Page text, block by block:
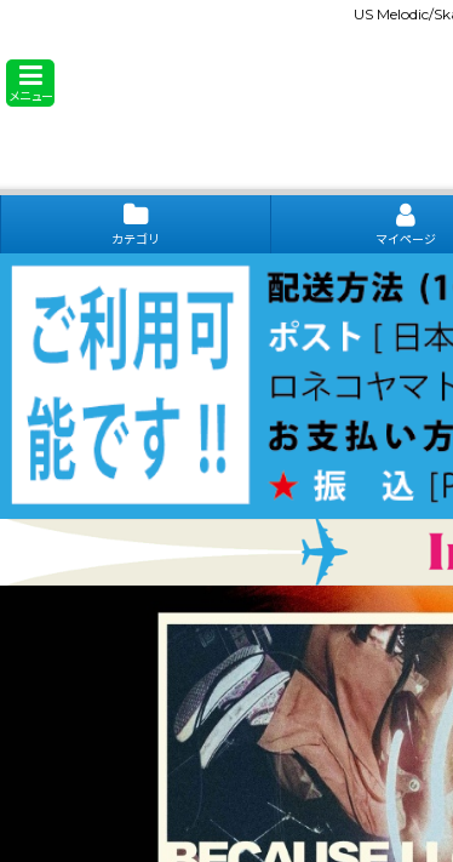
US Melodic/
メニュー
カテゴリ マイページ